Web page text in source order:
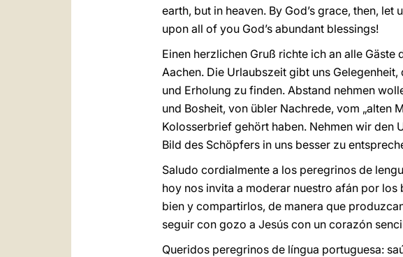
earth, but in heaven. By God’s grace, then,
upon all of you God’s abundant blessings!
Einen herzlichen Gruß richte ich an alle
Aachen. Die Urlaubszeit gibt uns
und Erholung zu finden. Abstand nehmen
und Bosheit, von übler Nachrede, vom „alten
Kolosserbrief gehört haben. Nehmen wir den
Bild des Schöpfers in uns besser zu
Saludo cordialmente a los peregrinos de
hoy nos invita a moderar nuestro afán por
bien y compartirlos, de manera que
seguir con gozo a Jesús con un corazón
Queridos peregrinos de língua portuguesa: